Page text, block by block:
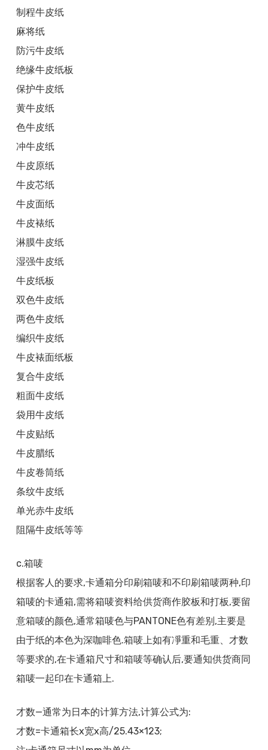
制程牛皮纸
麻将纸
防污牛皮纸
绝缘牛皮纸板
保护牛皮纸
黄牛皮纸
色牛皮纸
冲牛皮纸
牛皮原纸
牛皮芯纸
牛皮面纸
牛皮裱纸
淋膜牛皮纸
湿强牛皮纸
牛皮纸板
双色牛皮纸
两色牛皮纸
编织牛皮纸
牛皮裱面纸板
复合牛皮纸
粗面牛皮纸
袋用牛皮纸
牛皮贴纸
牛皮腊纸
牛皮卷筒纸
条纹牛皮纸
单光赤牛皮纸
阻隔牛皮纸等等
c.箱唛
根据客人的要求,卡通箱分印刷箱唛和不印刷箱唛两种,印
箱唛的卡通箱,需将箱唛资料给供货商作胶板和打板,要留
意箱唛的颜色,通常箱唛色与PANTONE色有差别,主要是
由于纸的本色为深咖啡色.箱唛上如有凈重和毛重、才数
等要求的,在卡通箱尺寸和箱唛等确认后,要通知供货商同
箱唛一起印在卡通箱上.
才数—通常为日本的计算方法,计算公式为:
才数=卡通箱长x宽x高/25.43×123;